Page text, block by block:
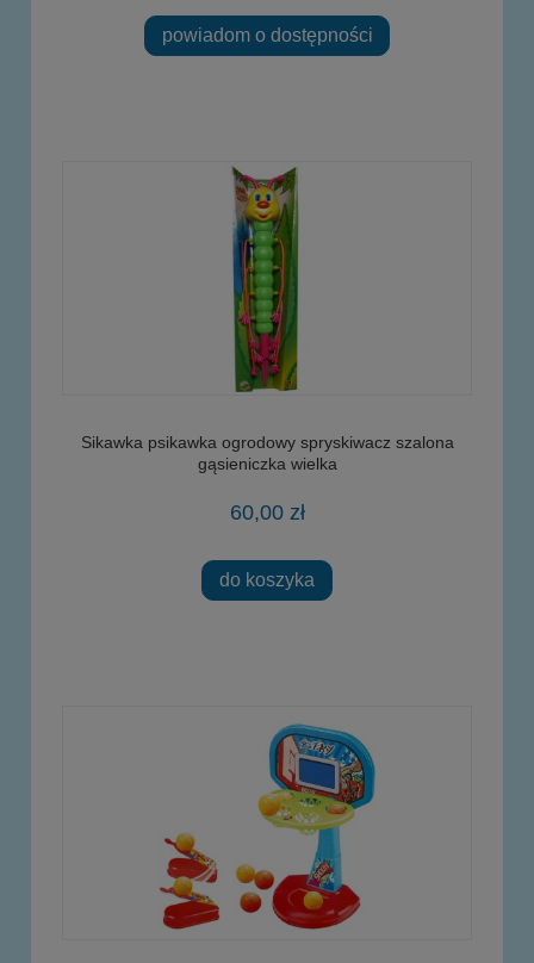
powiadom o dostępności
Sikawka psikawka ogrodowy spryskiwacz szalona
gąsieniczka wielka
60,00 zł
do koszyka